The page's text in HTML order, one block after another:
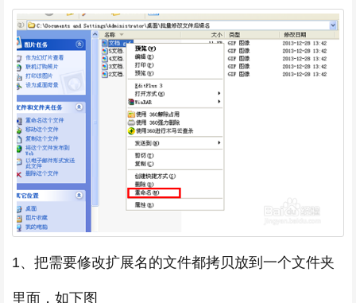
1、把需要修改扩展名的文件都拷贝放到一个文件夹
里面，如下图